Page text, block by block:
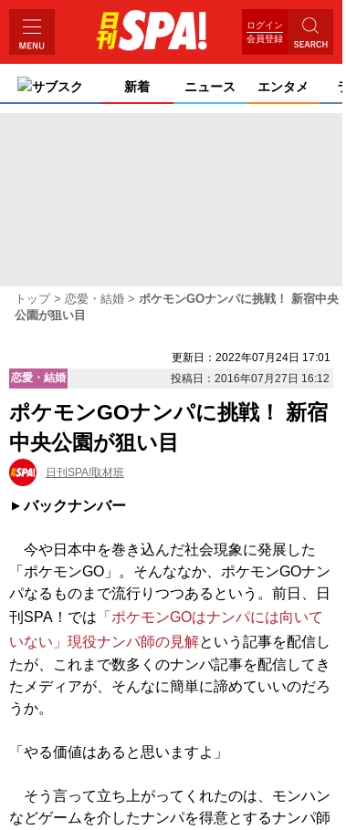
ログイン
会員登録
サブスク 新着 ニュース エンタメ
トップ 恋愛・結婚
ポケモンGOナンパに挑戦！ 新宿中央
公園が狙い目
更新日：2022年07月24日 17:01
恋愛・結婚
投稿日：2016年07月27日 16:12
ポケモンGOナンパに挑戦！ 新宿
中央公園が狙い目
日刊SPA!取材班
バックナンバー
今や日本中を巻き込んだ社会現象に発展した
「ポケモンGO」。そんななか、ポケモンGOナン
パなるものまで流行りつつあるという。前日、日
刊SPA！では 「ポケモンGOはナンパには向いて
いない」現役ナンパ師の見解という記事を配信し
たが、これまで数多くのナンパ記事を配信してき
たメディアが、そんなに簡単に諦めていいのだろ
うか。
「やる価値はあると思いますよ」
そう言って立ち上がってくれたのは、モンハン
などゲームを介したナンパを得意とするナンパ師